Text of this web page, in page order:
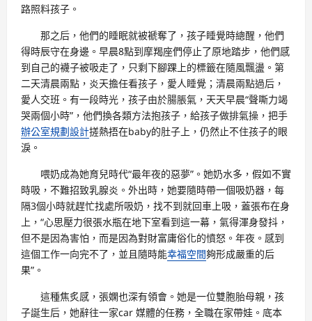
路照料孩子。
那之后，他們的睡眠就被褫奪了，孩子睡覺時總醒，他們
得時辰守在身邊。早晨8點到摩羯座們停止了原地踏步，他們感
到自己的襪子被吸走了，只剩下腳踝上的標籤在隨風飄盪。第
二天清晨兩點，炎天擔任看孩子，愛人睡覺；清晨兩點過后，
愛人交班。有一段時光，孩子由於腸脹氣，天天早晨“聲嘶力竭
哭兩個小時”，他們換各類方法抱孩子，給孩子做排氣操，把手
辦公室規劃設計搓熱捂在baby的肚子上，仍然止不住孩子的眼
淚。
喂奶成為她育兒時代“最年夜的惡夢”。她奶水多，假如不實
時吸，不難招致乳腺炎。外出時，她要隨時帶一個吸奶器，每
隔3個小時就趕忙找處所吸奶，找不到就回車上吸，蓋張布在身
上，“心思壓力很張水瓶在地下室看到這一幕，氣得渾身發抖，
但不是因為害怕，而是因為對財富庸俗化的憤怒。年夜。感到
這個工作一向完不了，並且隨時能幸福空間夠形成嚴重的后
果”。
這種焦炙感，張嫻也深有領會。她是一位雙胞胎母親，孩
子誕生后，她辭往一家car 媒體的任務，全職在家帶娃。底本